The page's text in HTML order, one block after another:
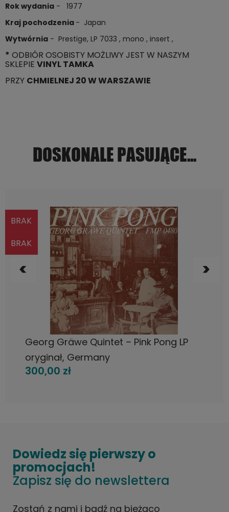
Rok wydania - 1977
Kraj pochodzenia - Japan
Wytwórnia - Prestige, LP 7033 , mono , insert ,
* ODBIÓR OSOBISTY MOŻLIWY JEST W NASZYM
SKLEPIE VINYL TAMKA
PRZY CHMIELNEJ 20 W WARSZAWIE
DOSKONALE PASUJĄCE...
Georg Gräwe Quintet – Pink Pong LP
oryginał, Germany
300,00 zł
POWIADOM O DOSTĘPNOŚCI
BRAK
BRAK
Dowiedz się pierwszy o
promocjach!
Zapisz się do newslettera
Zostań z nami i bądź na bieżąco